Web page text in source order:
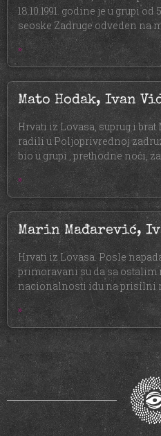
18.10.1991. godine je u grupi
seoske Zadruge odveden na
»
Mato Hodak, Ivan
Hrvati iz Lovasa, suprug i
radili u Poljoprivrednoj
bio u grupi , prethodne noći,
»
Marin Mađarević,
Hrvati iz Lovasa. Posle napada
primoravani su da sa ostalim
nacionalnosti idu na prisilni
»